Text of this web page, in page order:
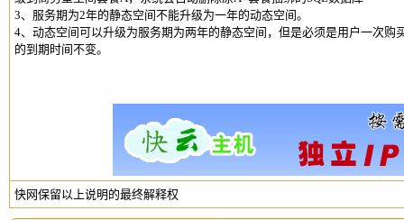
3、服务期为2年的静态空间不能升级为一年的动态空间。
4、动态空间可以升级为服务期为两年的静态空间，但是必须是用户一次
的到期时间不变。
快网保留以上说明的最终解释权